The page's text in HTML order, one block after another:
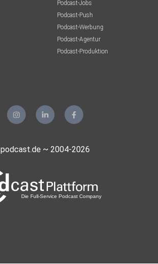
Podcast-Jobs
Podcast-Push
Podcast-Werbung
Podcast-Agentur
Podcast-Produktion
podcast.de ~ 2004-2026